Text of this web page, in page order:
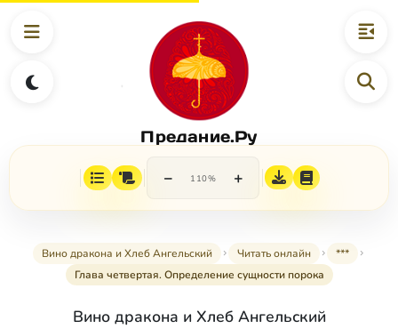
Предание.Ру
− 110% +
Вино дракона и Хлеб Ангельский Читать онлайн
***
Глава четвертая. Определение сущности порока
Вино дракона и Хлеб Ангельский